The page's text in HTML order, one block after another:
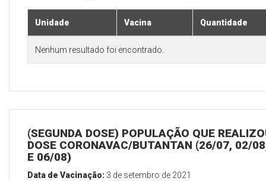
Unidade Vacina Quantidade
Nenhum resultado foi encontrado.
(SEGUNDA DOSE) POPULAÇÃO QUE
DOSE CORONAVAC/BUTANTAN (26/07, 02/
E 06/08)
Data de Vacinação: 3 de setembro de 2021